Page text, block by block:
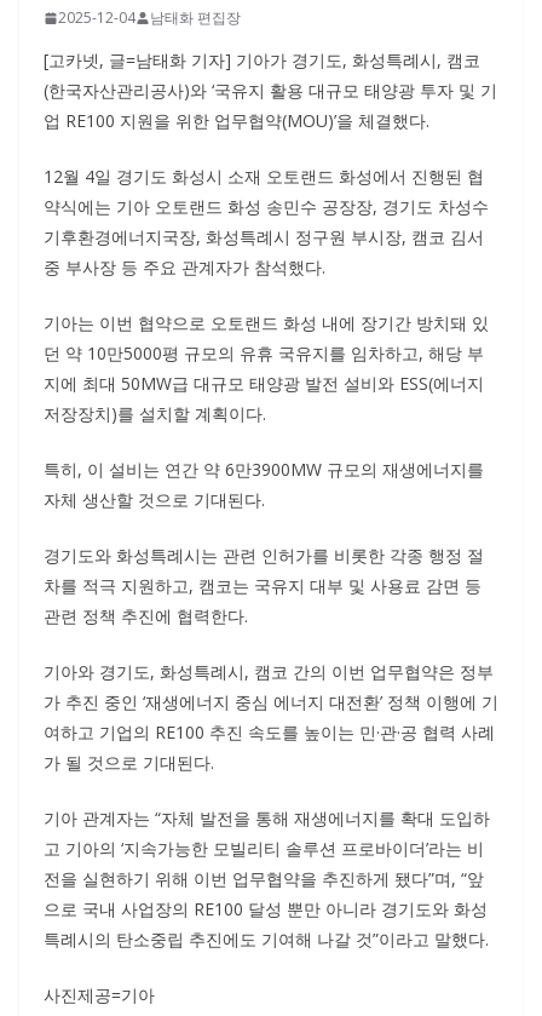
2025-12-04 남태화 편집장
[고카넷, 글=남태화 기자] 기아가 경기도, 화성특례시, 캠코
(한국자산관리공사)와 ‘국유지 활용 대규모 태양광 투자 및 기
업 RE100 지원을 위한 업무협약(MOU)’을 체결했다.
12월 4일 경기도 화성시 소재 오토랜드 화성에서 진행된 협
약식에는 기아 오토랜드 화성 송민수 공장장, 경기도 차성수
기후환경에너지국장, 화성특례시 정구원 부시장, 캠코 김서
중 부사장 등 주요 관계자가 참석했다.
기아는 이번 협약으로 오토랜드 화성 내에 장기간 방치돼 있
던 약 10만5000평 규모의 유휴 국유지를 임차하고, 해당 부
지에 최대 50MW급 대규모 태양광 발전 설비와 ESS(에너지
저장장치)를 설치할 계획이다.
특히, 이 설비는 연간 약 6만3900MW 규모의 재생에너지를
자체 생산할 것으로 기대된다.
경기도와 화성특례시는 관련 인허가를 비롯한 각종 행정 절
차를 적극 지원하고, 캠코는 국유지 대부 및 사용료 감면 등
관련 정책 추진에 협력한다.
기아와 경기도, 화성특례시, 캠코 간의 이번 업무협약은 정부
가 추진 중인 ‘재생에너지 중심 에너지 대전환’ 정책 이행에 기
여하고 기업의 RE100 추진 속도를 높이는 민·관·공 협력 사례
가 될 것으로 기대된다.
기아 관계자는 “자체 발전을 통해 재생에너지를 확대 도입하
고 기아의 ‘지속가능한 모빌리티 솔루션 프로바이더’라는 비
전을 실현하기 위해 이번 업무협약을 추진하게 됐다”며, “앞
으로 국내 사업장의 RE100 달성 뿐만 아니라 경기도와 화성
특례시의 탄소중립 추진에도 기여해 나갈 것”이라고 말했다.
사진제공=기아